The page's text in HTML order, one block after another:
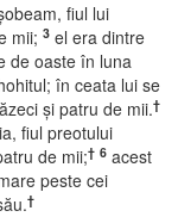
fiul lui
mii; 3 el era dintre
de oaste în luna
în ceata lui se
şi patru de mii.†
fiul preotului
de mii;† 6 acest
peste cei
†